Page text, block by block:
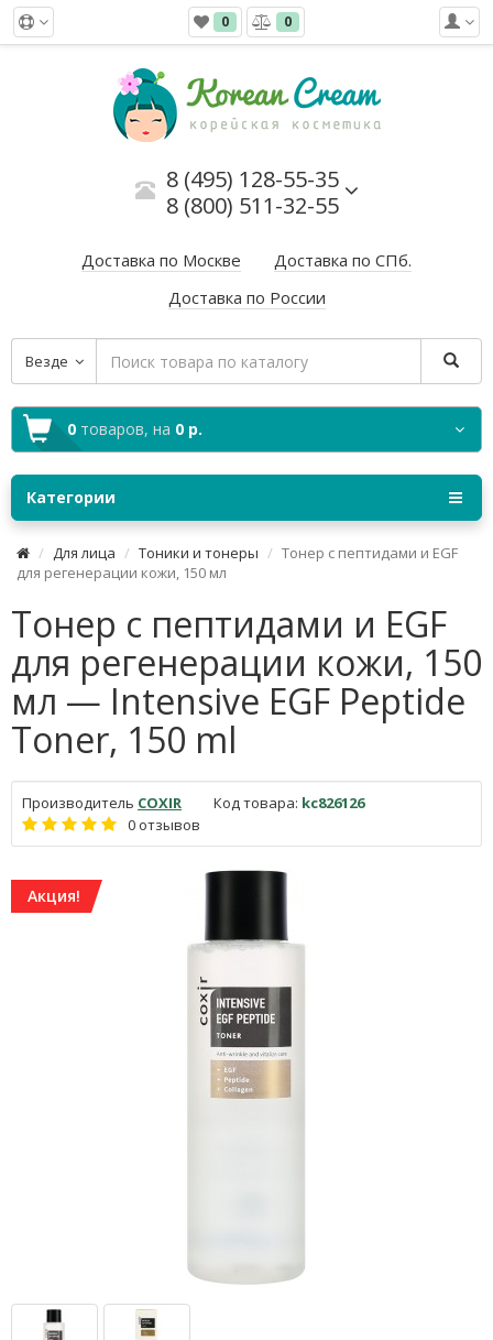
0 0
8 (495) 128-55-35
8 (800) 511-32-55
Доставка по Москве
Доставка по СПб.
Доставка по России
Везде
0 товаров, на 0 р.
Категории
Для лица Тоники и тонеры
Тонер с пептидами и EGF
для регенерации кожи, 150 мл
Тонер с пептидами и EGF
для регенерации кожи, 150
мл — Intensive EGF Peptide
Toner, 150 ml
Производитель COXIR Код товара: kc826126
0 отзывов
Акция!